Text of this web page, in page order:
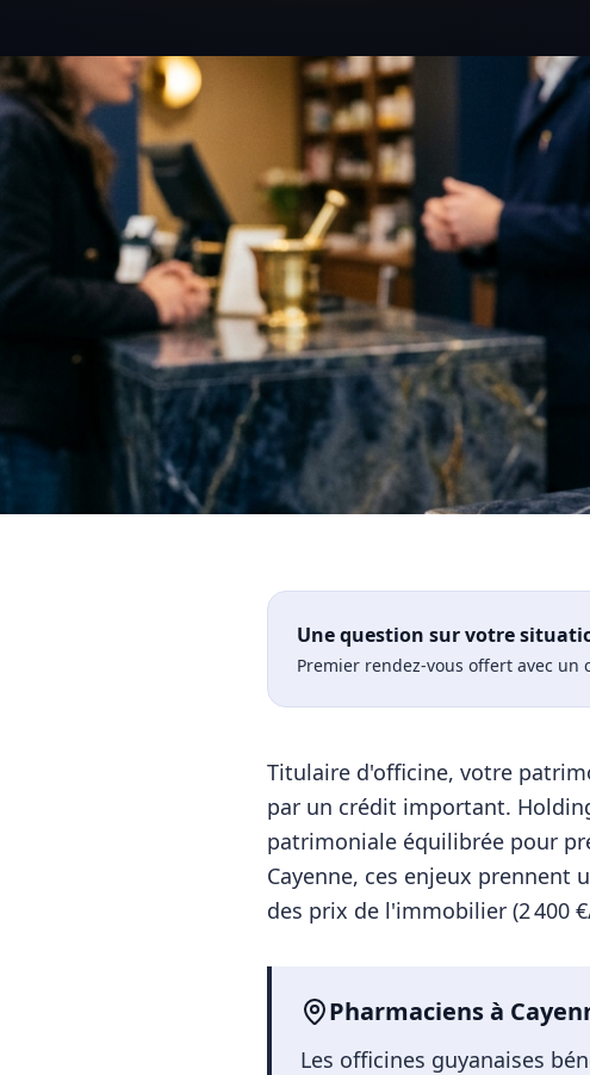
Une question sur votre
Premier rendez-vous offert avec un
Titulaire d'officine, votre
par un crédit important.
patrimoniale équilibrée pour
Cayenne, ces enjeux prennent
des prix de l'immobilier (2 400
Pharmaciensà
Les officines guyanaises